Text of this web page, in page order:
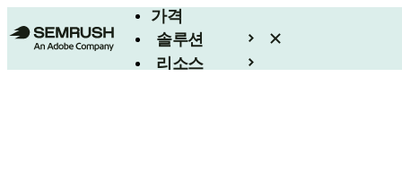
가격
솔루션
리소스